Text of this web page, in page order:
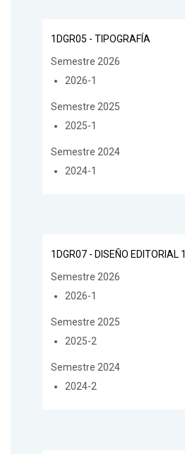
1DGR05 - TIPOGRAFÍA
Semestre 2026
2026-1
Semestre 2025
2025-1
Semestre 2024
2024-1
1DGR07 - DISEÑO EDITORIAL 1
Semestre 2026
2026-1
Semestre 2025
2025-2
Semestre 2024
2024-2